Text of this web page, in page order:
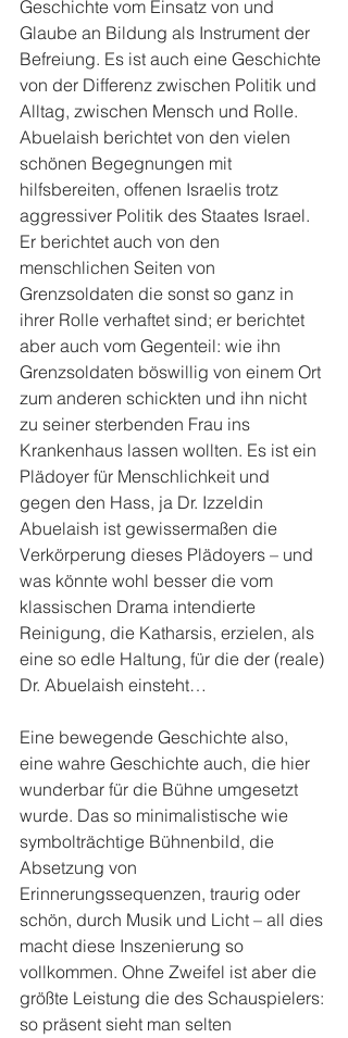
Geschichte vom Einsatz von und
Glaube an Bildung als Instrument der
Befreiung. Es ist auch eine Geschichte
von der Differenz zwischen Politik und
Alltag, zwischen Mensch und Rolle.
Abuelaish berichtet von den vielen
schönen Begegnungen mit
hilfsbereiten, offenen Israelis trotz
aggressiver Politik des Staates Israel.
Er berichtet auch von den
menschlichen Seiten von
Grenzsoldaten die sonst so ganz in
ihrer Rolle verhaftet sind; er berichtet
aber auch vom Gegenteil: wie ihn
Grenzsoldaten böswillig von einem Ort
zum anderen schickten und ihn nicht
zu seiner sterbenden Frau ins
Krankenhaus lassen wollten. Es ist ein
Plädoyer für Menschlichkeit und
gegen den Hass, ja Dr. Izzeldin
Abuelaish ist gewissermaßen die
Verkörperung dieses Plädoyers – und
was könnte wohl besser die vom
klassischen Drama intendierte
Reinigung, die Katharsis, erzielen, als
eine so edle Haltung, für die der (reale)
Dr. Abuelaish einsteht…
Eine bewegende Geschichte also,
eine wahre Geschichte auch, die hier
wunderbar für die Bühne umgesetzt
wurde. Das so minimalistische wie
symbolträchtige Bühnenbild, die
Absetzung von
Erinnerungssequenzen, traurig oder
schön, durch Musik und Licht – all dies
macht diese Inszenierung so
vollkommen. Ohne Zweifel ist aber die
größte Leistung die des Schauspielers:
so präsent sieht man selten